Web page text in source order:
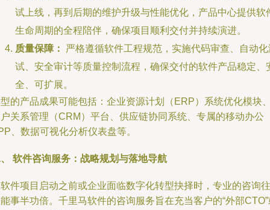
试上线，再到后期的维护升级与性能优化，产品中心提供软
生命周期的全程陪伴，确保项目顺利交付并持续演进。
质量保障：
严格遵循软件工程规范，实施代码审查、自动化
试、安全审计等质量控制流程，确保交付的软件产品稳定、
全、可扩展。
的产品成果可能包括：企业资源计划（ERP）系统优化模块
关系管理（CRM）平台、供应链协同系统、专属的移动办公
、数据可视化分析仪表盘等。
软件咨询服务：战略规划与落地导航
件项目启动之前或企业面临数字化转型抉择时，专业的咨询往
事半功倍。千里马软件的咨询服务旨在充当客户的“外部